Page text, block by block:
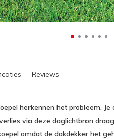
Reviews
herkennen het probleem.
via deze daglichtbron
omdat de dakdekker het